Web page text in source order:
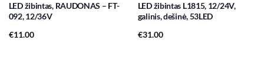
LED žibintas, RAUDONAS – FT-
092, 12/36V
€11.00
LED žibintas L1815, 12/24V,
galinis, dešinė, 53LED
€31.00